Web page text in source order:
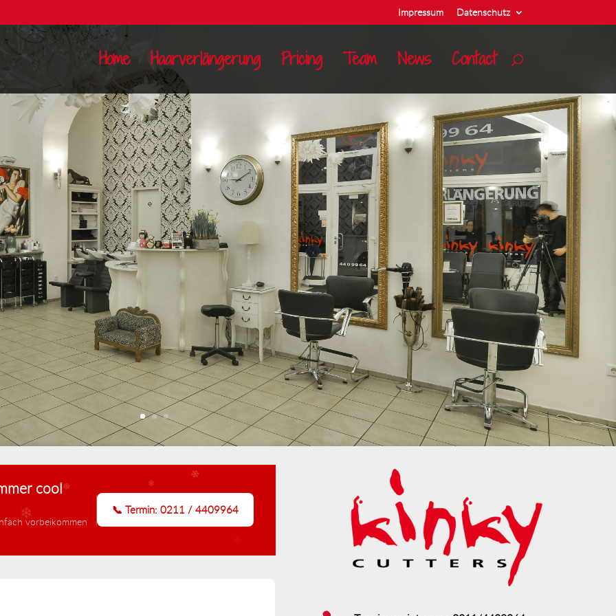
Impressum Datenschutz
Home Haarverlängerung Pricing Team News Contact
❄
cool
vorbeikommen
📞 Termin: 0211 / 4409964